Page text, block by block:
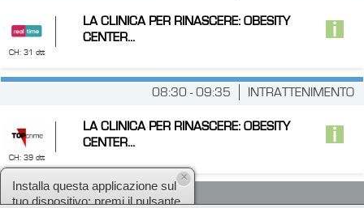
CH: 31 dtt
LA CLINICA PER RINASCERE: OBESITY
CENTER...
INTRATTENIMENTO
08:30 - 09:35
CH: 39 dtt
LA CLINICA PER RINASCERE: OBESITY
CENTER...
Installa questa applicazione sul
tuo dispositivo: premi il pulsante
×